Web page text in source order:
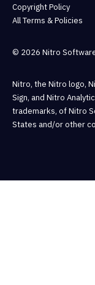
Copyright Policy
All Terms & Policies
© 2026 Nitro
Nitro, the Nitro logo,
Sign, and Nitro
trademarks, of Nitro
States and/or other